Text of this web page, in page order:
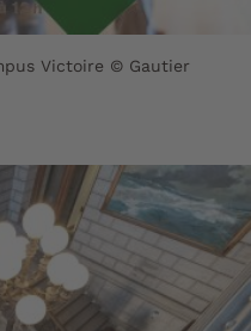
Victoire © Gautier